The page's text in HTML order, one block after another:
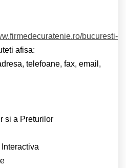
bucuresti-
afisa:
telefoane, fax, email,
si a Preturilor